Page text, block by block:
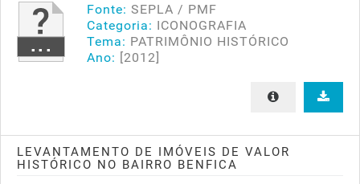
Fonte: SEPLA / PMF
Categoria: ICONOGRAFIA
Tema: PATRIMÔNIO HISTÓRICO
Ano: [2012]
LEVANTAMENTO DE IMÓVEIS DE VALOR
HISTÓRICO NO BAIRRO BENFICA